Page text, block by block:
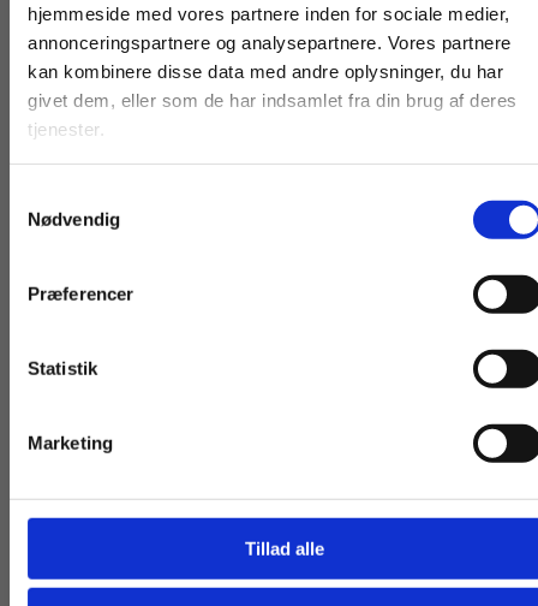
hjemmeside med vores partnere inden for sociale medier,
annonceringspartnere og analysepartnere. Vores partnere
kan kombinere disse data med andre oplysninger, du har
givet dem, eller som de har indsamlet fra din brug af deres
tjenester.
Nødvendig
Præferencer
Statistik
Marketing
Tillad alle
Andre har også købt
Serie
Rolf Alexander Wiecker
Fra
2 formater
Jakob Horn Møller
For privatkunder og
studerende. Du får
vist priser inkl.
For institutioner og
virksomheder. Du
får vist priser ekskl.